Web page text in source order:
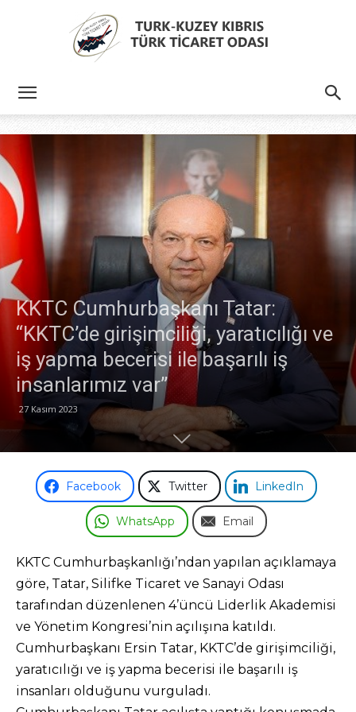
Kıbrıs
Türk
Ticaret
Odası
KKTC Cumhurbaşkanı Tatar:
“KKTC’de girişimciliği, yaratıcılığı ve
iş yapma becerisi ile başarılı iş
insanlarımız var”
27 Kasım 2023
Facebook Twitter LinkedIn
WhatsApp Email
KKTC Cumhurbaşkanlığı’ndan yapılan açıklamaya
göre, Tatar, Silifke Ticaret ve Sanayi Odası
tarafından düzenlenen 4’üncü Liderlik Akademisi
ve Yönetim Kongresi’nin açılışına katıldı.
Cumhurbaşkanı Ersin Tatar, KKTC’de girişimciliği,
yaratıcılığı ve iş yapma becerisi ile başarılı iş
insanları olduğunu vurguladı.